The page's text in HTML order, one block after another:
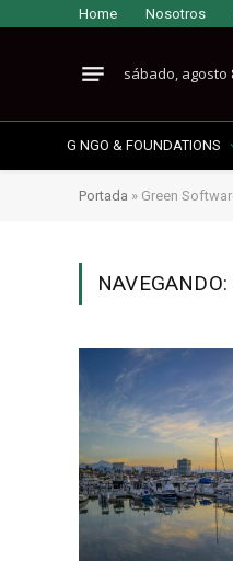
Home Nosotros
sábado, agosto
G NGO & FOUNDATIONS
Portada » Green
NAVEGANDO: